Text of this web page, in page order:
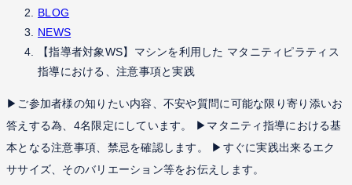
BLOG
NEWS
【指導者対象WS】マシンを利用した マタニティピラティス
指導における、注意事項と実践
▶︎ご参加者様の知りたい内容、不安や質問に可能な限り寄り添いお
答えする為、4名限定にしています。 ▶︎マタニティ指導における基
本となる注意事項、禁忌を確認します。 ▶︎すぐに実践出来るエク
ササイズ、そのバリエーション等をお伝えします。